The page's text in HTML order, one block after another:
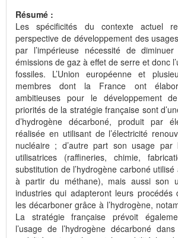
Résumé :
Les spécificités du contexte actuel
perspective de développement des
par l’impérieuse nécessité de
émissions de gaz à effet de serre et donc
fossiles. L’Union européenne et
membres dont la France ont
ambitieuses pour le développement
priorités de la stratégie française sont
d’hydrogène décarboné, produit par
réalisée en utilisant de l’électricité
nucléaire ; d’autre part son usage par
utilisatrices (raffineries, chimie,
substitution de l’hydrogène carboné utilisé
à partir du méthane), mais aussi son
industries qui adapteront leurs procédés
les décarboner grâce à l’hydrogène,
La stratégie française prévoit
l’usage de l’hydrogène décarboné